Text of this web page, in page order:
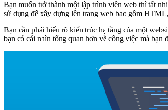
Bạn muốn trở thành một lập trình viên web thì tất
sử dụng để xây dựng lên trang web bao gồm
Bạn cần phải hiểu rõ kiến trúc hạ tầng của một
bạn có cái nhìn tổng quan hơn về công việc mà